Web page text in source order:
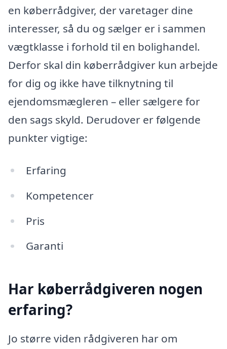
en køberrådgiver, der varetager dine
interesser, så du og sælger er i sammen
vægtklasse i forhold til en bolighandel.
Derfor skal din køberrådgiver kun arbejde
for dig og ikke have tilknytning til
ejendomsmægleren – eller sælgere for
den sags skyld. Derudover er følgende
punkter vigtige:
Erfaring
Kompetencer
Pris
Garanti
Har køberrådgiveren nogen
erfaring?
Jo større viden rådgiveren har om